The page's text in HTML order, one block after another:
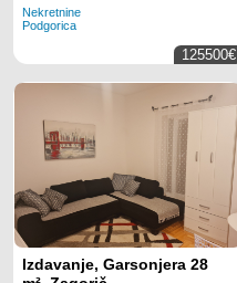
Nekretnine
Podgorica
125500€
Izdavanje, Garsonjera 28